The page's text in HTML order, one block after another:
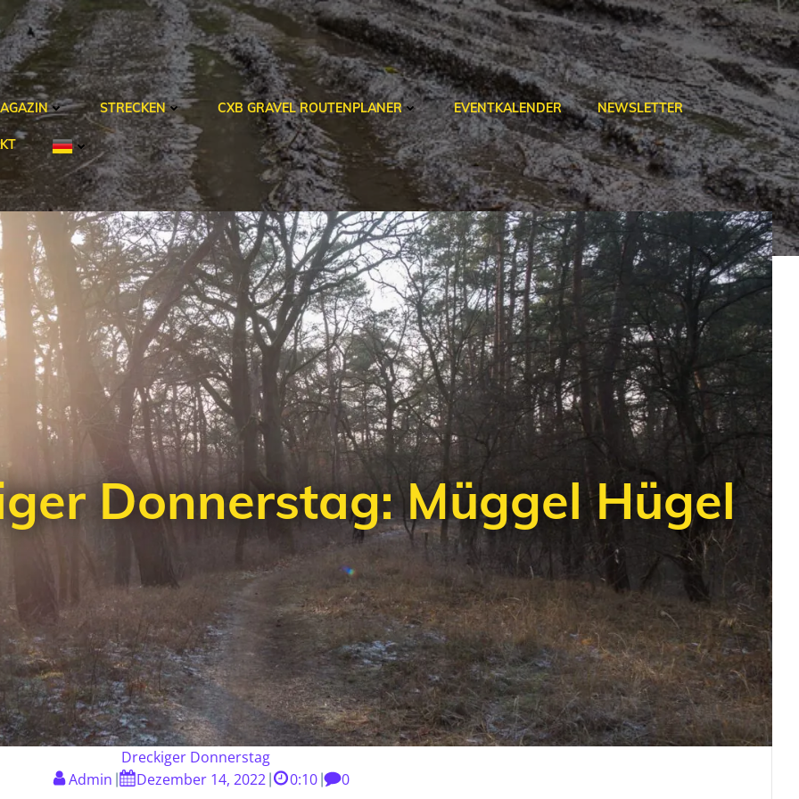
STRECKEN CXB GRAVEL ROUTENPLANER EVENTKALENDER NEWSLETTER
Donnerstag: Müggel Hügel
Dreckiger Donnerstag
Admin
Dezember 14, 2022 0:10 0